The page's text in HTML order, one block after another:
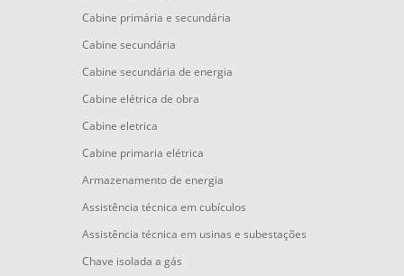
Cabine primária e secundária
Cabine secundária
Cabine secundária de energia
Cabine elétrica de obra
Cabine eletrica
Cabine primaria elétrica
Armazenamento de energia
Assistência técnica em cubículos
Assistência técnica em usinas e subestações
Chave isolada a gás